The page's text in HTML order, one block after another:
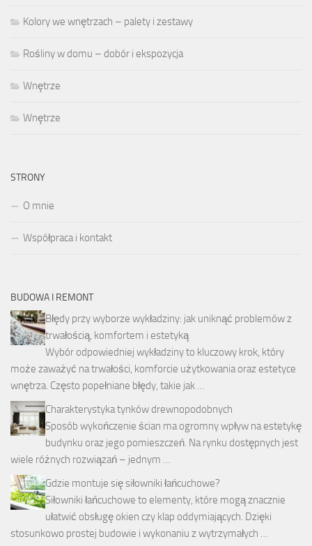
Kolory we wnętrzach – palety i zestawy
Rośliny w domu – dobór i ekspozycja
Wnętrze
Wnętrze
STRONY
O mnie
Współpraca i kontakt
BUDOWA I REMONT
Błędy przy wyborze wykładziny: jak uniknąć problemów z
trwałością, komfortem i estetyką
Wybór odpowiedniej wykładziny to kluczowy krok, który
może zaważyć na trwałości, komforcie użytkowania oraz estetyce
wnętrza. Często popełniane błędy, takie jak …
Charakterystyka tynków drewnopodobnych
Sposób wykończenie ścian ma ogromny wpływ na estetykę
budynku oraz jego pomieszczeń. Na rynku dostępnych jest
wiele różnych rozwiązań – jednym …
Gdzie montuje się siłowniki łańcuchowe?
Siłowniki łańcuchowe to elementy, które mogą znacznie
ułatwić obsługę okien czy klap oddymiających. Dzięki
stosunkowo prostej budowie i wykonaniu z wytrzymałych …